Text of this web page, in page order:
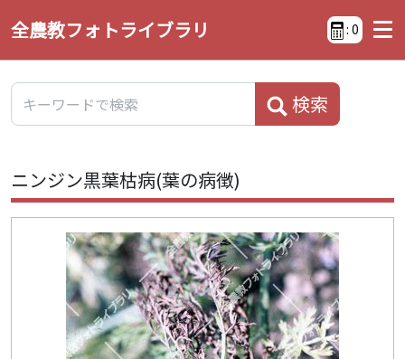
全農教フォトライブラリ : 0
検索
ニンジン黒葉枯病(葉の病徴)